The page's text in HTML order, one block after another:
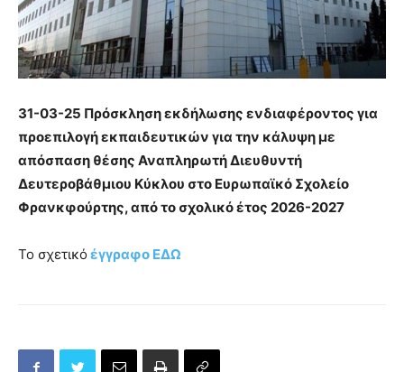
31-03-25 Πρόσκληση εκδήλωσης ενδιαφέροντος για
προεπιλογή εκπαιδευτικών για την κάλυψη με
απόσπαση θέσης Αναπληρωτή Διευθυντή
Δευτεροβάθμιου Κύκλου στο Ευρωπαϊκό Σχολείο
Φρανκφούρτης, από το σχολικό έτος 2026-2027
Το σχετικό έγγραφο ΕΔΩ